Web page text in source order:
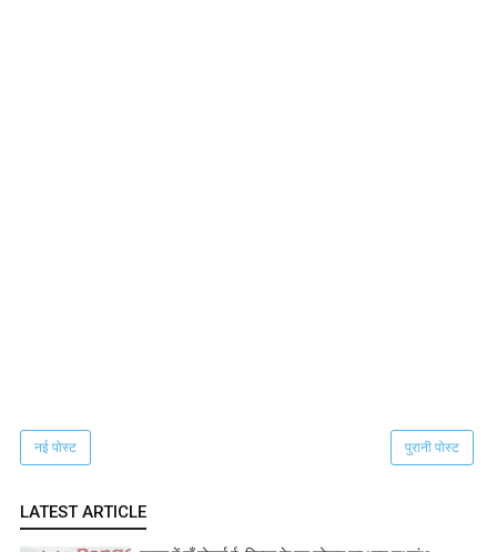
नई पोस्ट पुरानी पोस्ट
LATEST ARTICLE